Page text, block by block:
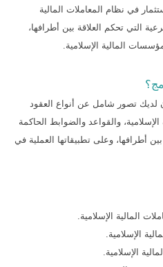
في نظام المعاملات المالية
التي تحكم العلاقة بين أطرافها،
المالية الإسلامية.
لديك تصور شامل عن أنواع العقود
والقواعد والضوابط الحاكمة
أطرافها، وعلى تطبيقاتها العملية في